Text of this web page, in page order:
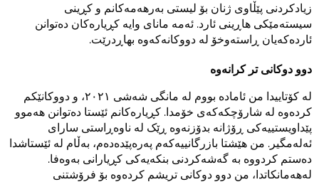
زیادکردنی پێڵاوی ژنان بۆ لیستی بەرهەمەکانم و کڕینی
سیستەمێکی هاڕینی ئارد. ئەمە مانای وایە کڕیارەکان دەتوانن
ئاردەکەیان ڕاستەوخۆ لە دووکانەکەوە بهاڕدرێت.
دوو دوکانی تر کرانەوە
لە کۆتاییدا من ئامادە بووم لە مانگی شەشی ٢٠٢١، و دووکانێکم
کردەوە لە شارۆچکەکەی خۆمدا. کڕیارەکانم ئێستا دەتوانن هەموو
پێداویستییەکی ڕۆژانە بدۆزنەوە ڕێک لە ناوەڕاستی سارای
ئەلەمگیر. من هێشتا بازرگانییەکەم پەرەپێدەدەم، بەڵام لە ئێستاشدا
دەستم کردووە بە گەشەکردنی بنکەیەکی کڕیارانی بەوەفا.
لەهەمانکاتدا، من دوو دوکانی تریشم کردەوە بۆ فرۆشتنی